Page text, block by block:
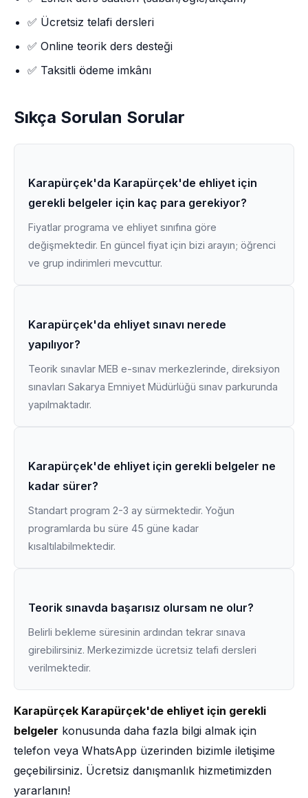
✅ Ücretsiz telafi dersleri
✅ Online teorik ders desteği
✅ Taksitli ödeme imkânı
Sıkça Sorulan Sorular
Karapürçek'da Karapürçek'de ehliyet için
gerekli belgeler için kaç para gerekiyor?
Fiyatlar programa ve ehliyet sınıfına göre
değişmektedir. En güncel fiyat için bizi arayın; öğrenci
ve grup indirimleri mevcuttur.
Karapürçek'da ehliyet sınavı nerede
yapılıyor?
Teorik sınavlar MEB e-sınav merkezlerinde, direksiyon
sınavları Sakarya Emniyet Müdürlüğü sınav parkurunda
yapılmaktadır.
Karapürçek'de ehliyet için gerekli belgeler ne
kadar sürer?
Standart program 2-3 ay sürmektedir. Yoğun
programlarda bu süre 45 güne kadar
kısaltılabilmektedir.
Teorik sınavda başarısız olursam ne olur?
Belirli bekleme süresinin ardından tekrar sınava
girebilirsiniz. Merkezimizde ücretsiz telafi dersleri
verilmektedir.
Karapürçek Karapürçek'de ehliyet için gerekli
belgeler konusunda daha fazla bilgi almak için
telefon veya WhatsApp üzerinden bizimle iletişime
geçebilirsiniz. Ücretsiz danışmanlık hizmetimizden
yararlanın!